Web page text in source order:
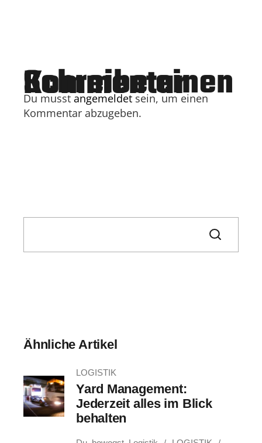
Schreibe einen Kommentar
Du musst angemeldet sein, um einen
Kommentar abzugeben.
Ähnliche Artikel
LOGISTIK
Yard Management:
Jederzeit alles im Blick
behalten